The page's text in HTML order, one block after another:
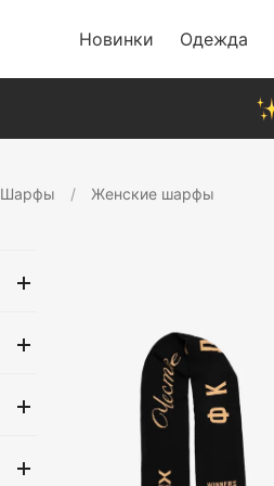
Новинки Одежда
Шарфы Женские шарфы